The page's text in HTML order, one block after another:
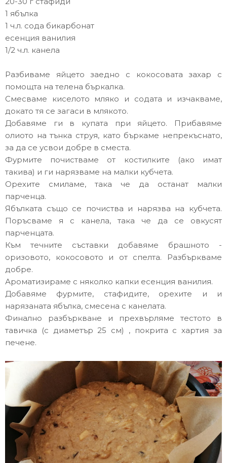
1 ябълка
1 ч.л. сода бикарбонат
есенция ванилия
1/2 ч.л. канела
Разбиваме яйцето заедно с кокосовата захар с
помощта на телена бъркалка.
Смесваме киселото мляко и содата и изчакваме,
докато тя се загаси в млякото.
Добавяме ги в купата при яйцето. Прибавяме
олиото на тънка струя, като бъркаме непрекъснато,
за да се усвои добре в сместа.
Фурмите почистваме от костилките (ако имат
такива) и ги нарязваме на малки кубчета.
Орехите смиламе, така че да останат малки
парченца.
Ябълката също се почиства и нарязва на кубчета.
Поръсваме я с канела, така че да се овкусят
парченцата.
Към течните съставки добавяме брашното -
оризовото, кокосовото и от спелта. Разбъркваме
добре.
Ароматизираме с няколко капки есенция ванилия.
Добавяме фурмите, стафидите, орехите и и
нарязаната ябълка, смесена с канелата.
Финално разбъркване и прехвърляме тестото в
тавичка (с диаметър 25 см) , покрита с хартия за
печене.